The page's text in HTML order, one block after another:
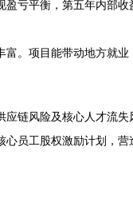
亏平衡，第五年内部
。项目能带动地方就
链风险及核心人才流
员工股权激励计划，营